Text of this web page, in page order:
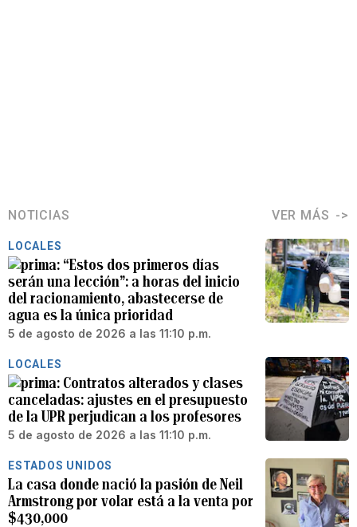
NOTICIAS VER MÁS
LOCALES
“Estos dos primeros días
serán una lección”: a horas del inicio
del racionamiento, abastecerse de
agua es la única prioridad
5 de agosto de 2026 a las 11:10 p.m.
LOCALES
Contratos alterados y clases
canceladas: ajustes en el presupuesto
de la UPR perjudican a los profesores
5 de agosto de 2026 a las 11:10 p.m.
ESTADOS UNIDOS
La casa donde nació la pasión de Neil
Armstrong por volar está a la venta por
$430,000